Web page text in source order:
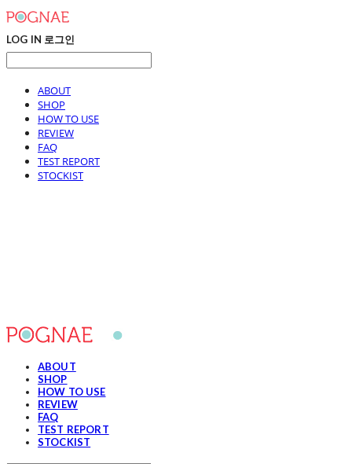
LOG IN 로그인
ABOUT
SHOP
HOW TO USE
REVIEW
FAQ
TEST REPORT
STOCKIST
ABOUT
SHOP
HOW TO USE
REVIEW
FAQ
TEST REPORT
STOCKIST